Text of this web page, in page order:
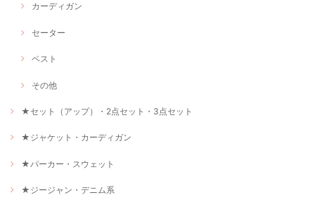
カーディガン
セーター
ベスト
その他
★セット（アップ）・2点セット・3点セット
★ジャケット・カーディガン
★パーカー・スウェット
★ジージャン・デニム系